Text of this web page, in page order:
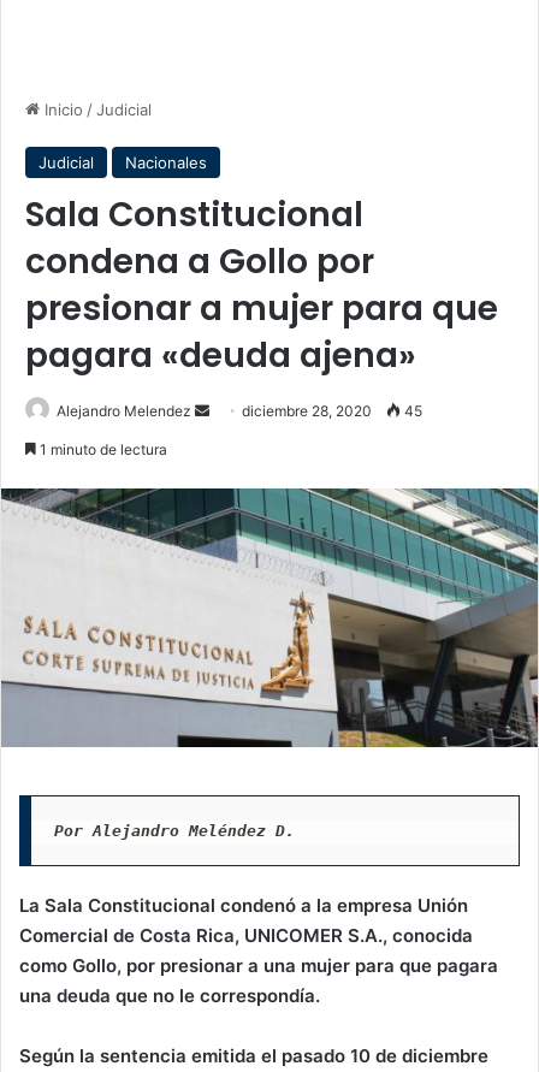
Inicio /Judicial
Judicial Nacionales
Sala Constitucional
condena a Gollo por
presionar a mujer para que
pagara «deuda ajena»
Alejandro Melendez
Senddiciembre 28, 2020 45
1 minuto de lectura
Por Alejandro Meléndez D.
La Sala Constitucional condenó a la empresa Unión
Comercial de Costa Rica, UNICOMER S.A., conocida
como Gollo, por presionar a una mujer para que pagara
una deuda que no le correspondía.
Según la sentencia emitida el pasado 10 de diciembre